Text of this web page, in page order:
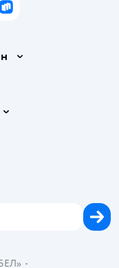
RuStore
cookie
•